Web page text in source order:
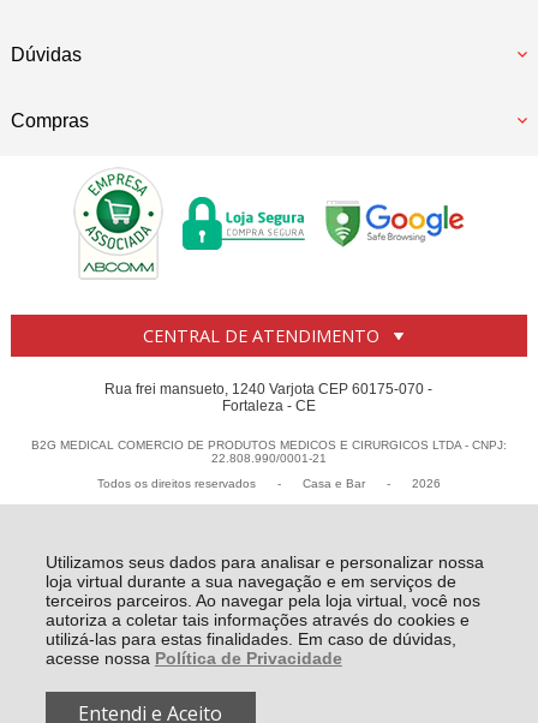
Utilizamos seus dados para analisar e personalizar nossa
loja virtual durante a sua navegação e em serviços de
terceiros parceiros. Ao navegar pela loja virtual, você nos
autoriza a coletar tais informações através do cookies e
utilizá-las para estas finalidades. Em caso de dúvidas,
acesse nossa Política de Privacidade
Entendi e Aceito
Dúvidas
Compras
CENTRAL DE ATENDIMENTO
Rua frei mansueto, 1240 Varjota CEP 60175-070 -
Fortaleza - CE
B2G MEDICAL COMERCIO DE PRODUTOS MEDICOS E CIRURGICOS LTDA - CNPJ:
22.808.990/0001-21
Todos os direitos reservados
- Casa e Bar - 2026